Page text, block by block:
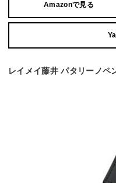
Amazonで見る
レイメイ藤井 パタリーノペ